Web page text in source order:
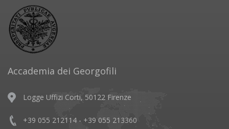
Accademia dei Georgofili
Logge Uffizi Corti, 50122 Firenze
+39 055 212114 - +39 055 213360